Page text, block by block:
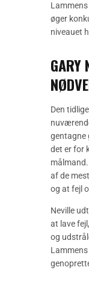
øger
niveauet
GARY
Den
gentagne
det er for
af de
og at fejl
Neville
at lave
og